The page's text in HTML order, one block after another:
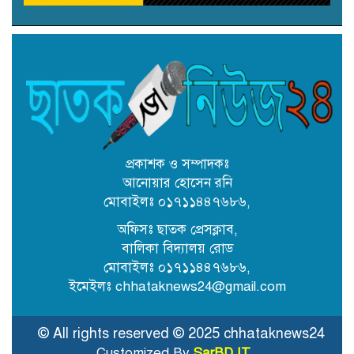
সদস্য (সুনামগঞ্জ) পদে প্রার্থী একেএম
রিপন তালুকদার
নামজারি বাতিল, এসএ খতিয়ানে
পুনর্বহালের নির্দেশ
কোম্পানীগঞ্জে শিক্ষকের বিরুদ্ধে
ছাতকে অবৈধ বালু উত্তোলনে ব্যবহৃত
২ বাংলা ড্রেজার জব্দ, আটক ২
ছাতকে সংরক্ষিত বন ধ্বংস করে অবৈধ
বালু উত্তোলন: দেড় কোটি টাকার
প্রকাশক ও সম্পাদকঃ
আনোয়ার হোসেন রনি
মোবাইলঃ ০১৭১১৪৪৭৬৮৬,
অফিসঃ ছাতক প্রেসক্লাব,
বালিকা বিদ্যালয় রোড
মোবাইলঃ ০১৭১১৪৪৭৬৮৬,
ইমেইলঃ chhataknews24@gmail.com
© All rights reserved © 2025 chhataknews24